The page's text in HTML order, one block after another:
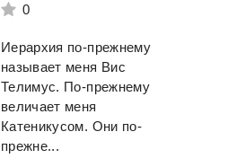
0
Иерархия по-прежнему
называет меня Вис
Телимус. По-прежнему
величает меня
Катеникусом. Они по-
прежне...